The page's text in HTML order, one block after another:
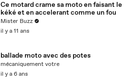
Ce motard crame sa moto en faisant le
kéké et en accelerant comme un fou
Mister Buzz
il y a 11 ans
ballade moto avec des potes
mécaniquement votre
il y a 6 ans